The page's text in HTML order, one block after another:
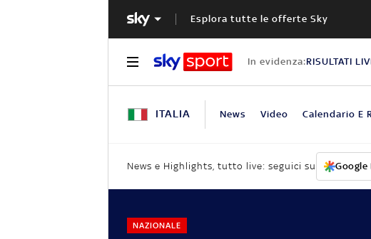
Esplora tutte le offerte Sky
In evidenza:RISULTATI
ITALIA News Video Calendario E
News e Highlights, tutto live: seguici su Google
NAZIONALE